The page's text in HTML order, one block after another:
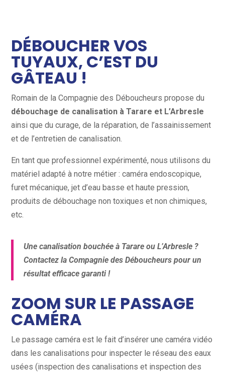
DÉBOUCHER VOS
TUYAUX, C’EST DU
GÂTEAU !
Romain de la Compagnie des Déboucheurs propose du
débouchage de canalisation à Tarare et L’Arbresle
ainsi que du curage, de la réparation, de l’assainissement
et de l’entretien de canalisation.
En tant que professionnel expérimenté, nous utilisons du
matériel adapté à notre métier : caméra endoscopique,
furet mécanique, jet d’eau basse et haute pression,
produits de débouchage non toxiques et non chimiques,
etc.
Une canalisation bouchée à Tarare ou L’Arbresle ?
Contactez la Compagnie des Déboucheurs pour un
résultat efficace garanti !
ZOOM SUR LE PASSAGE
CAMÉRA
Le passage caméra est le fait d’insérer une caméra vidéo
dans les canalisations pour inspecter le réseau des eaux
usées (inspection des canalisations et inspection des